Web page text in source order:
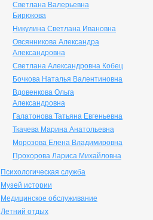
Светлана Валерьевна
Бирюкова
Никулина Светлана Ивановна
Овсянникова Александра
Александровна
Светлана Александровна Кобец
Бочкова Наталья Валентиновна
Вдовенкова Ольга
Александровна
Галатонова Татьяна Евгеньевна
Ткачева Марина Анатольевна
Морозова Елена Владимировна
Прохорова Лариса Михайловна
Психологическая служба
Музей истории
Медицинское обслуживание
Летний отдых